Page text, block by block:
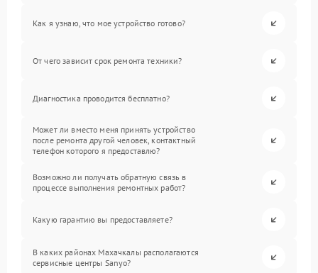
Как я узнаю, что мое устройство готово?
От чего зависит срок ремонта техники?
Диагностика проводится бесплатно?
Может ли вместо меня принять устройство
после ремонта другой человек, контактный
телефон которого я предоставлю?
Возможно ли получать обратную связь в
процессе выполнения ремонтных работ?
Какую гарантию вы предоставляете?
В каких районах Махачкалы располагаются
сервисные центры Sanyo?